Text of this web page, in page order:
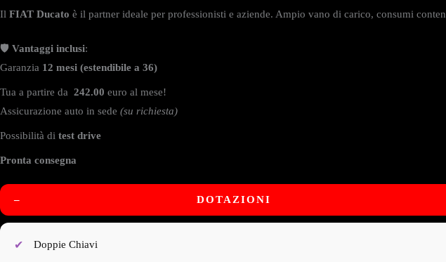
Il FIAT Ducato è il partner ideale per professionisti e aziende. Ampio vano di carico, consumi
🛡️ Vantaggi inclusi:
Garanzia 12 mesi (estendibile a 36)
Tua a partire da 242.00 euro al mese!
Assicurazione auto in sede (su richiesta)
Possibilità di test drive
Pronta consegna
– DOTAZIONI
Doppie Chiavi